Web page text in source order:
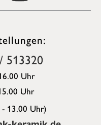
513320
Uhr
Uhr
- 13.00 Uhr)